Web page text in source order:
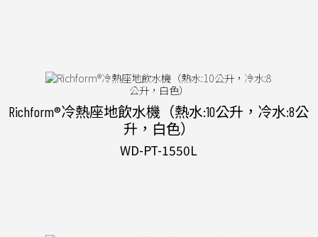
Richform®冷熱座地飲水機（熱水:10公升，冷水:8公
升，白色）
WD-PT-1550L